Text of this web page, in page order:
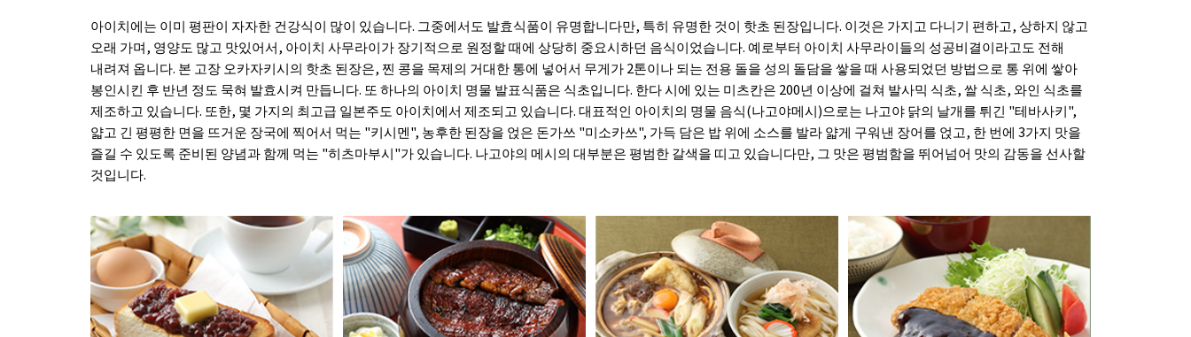
아이치에는 이미 평판이 자자한 건강식이 많이 있습니다. 그중에서도 발효식품이 유명합니다만, 특히 유명한 것이 핫초 된장입니다. 이것은 가지고 다니기 편하고, 상하지 않고
오래 가며, 영양도 많고 맛있어서, 아이치 사무라이가 장기적으로 원정할 때에 상당히 중요시하던 음식이었습니다. 예로부터 아이치 사무라이들의 성공비결이라고도 전해
내려져 옵니다. 본 고장 오카자키시의 핫초 된장은, 찐 콩을 목제의 거대한 통에 넣어서 무게가 2톤이나 되는 전용 돌을 성의 돌담을 쌓을 때 사용되었던 방법으로 통 위에 쌓아
봉인시킨 후 반년 정도 묵혀 발효시켜 만듭니다. 또 하나의 아이치 명물 발표식품은 식초입니다. 한다 시에 있는 미츠칸은 200년 이상에 걸쳐 발사믹 식초, 쌀 식초, 와인 식초를
제조하고 있습니다. 또한, 몇 가지의 최고급 일본주도 아이치에서 제조되고 있습니다. 대표적인 아이치의 명물 음식(나고야메시)으로는 나고야 닭의 날개를 튀긴 "테바사키",
얇고 긴 평평한 면을 뜨거운 장국에 찍어서 먹는 "키시멘", 농후한 된장을 얹은 돈가쓰 "미소카쓰", 가득 담은 밥 위에 소스를 발라 얇게 구워낸 장어를 얹고, 한 번에 3가지 맛을
즐길 수 있도록 준비된 양념과 함께 먹는 "히츠마부시"가 있습니다. 나고야의 메시의 대부분은 평범한 갈색을 띠고 있습니다만, 그 맛은 평범함을 뛰어넘어 맛의 감동을 선사할
것입니다.